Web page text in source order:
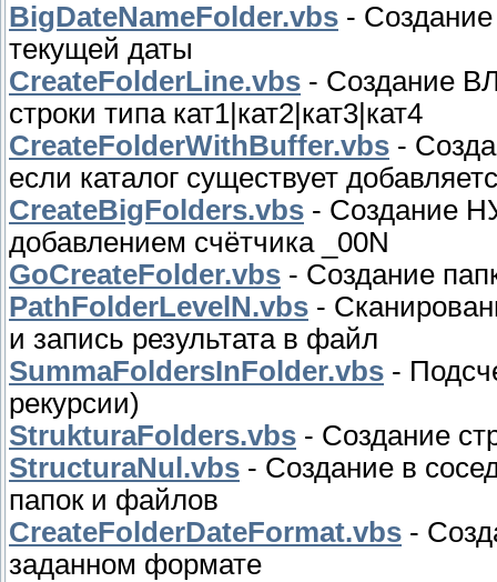
BigDateNameFolder.vbs -
текущей даты
CreateFolderLine.vbs - Создание
строки типа кат1|кат2|кат3|кат4
CreateFolderWithBuffer.vbs -
если каталог существует
CreateBigFolders.vbs - Создание
добавлением счётчика _00N
GoCreateFolder.vbs - Создание
PathFolderLevelN.vbs -
и запись результата в файл
SummaFoldersInFolder.vbs -
рекурсии)
StrukturaFolders.vbs - Создание
StructuraNul.vbs - Создание в
папок и файлов
CreateFolderDateFormat.vbs -
заданном формате